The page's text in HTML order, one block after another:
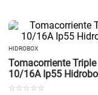
HIDROBOX
Tomacorriente Triple
10/16A Ip55
☆ ☆ ☆ ☆ ☆